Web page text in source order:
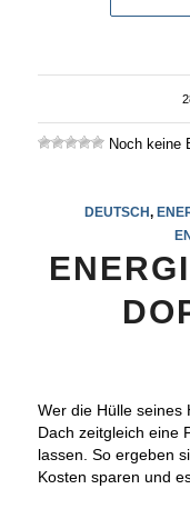
Noch keine
DEUTSCH,
Wer die Hülle seines
Dach zeitgleich eine
lassen. So ergeben
Kosten sparen und